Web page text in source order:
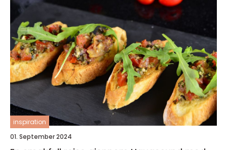
inspiration
01. September 2024